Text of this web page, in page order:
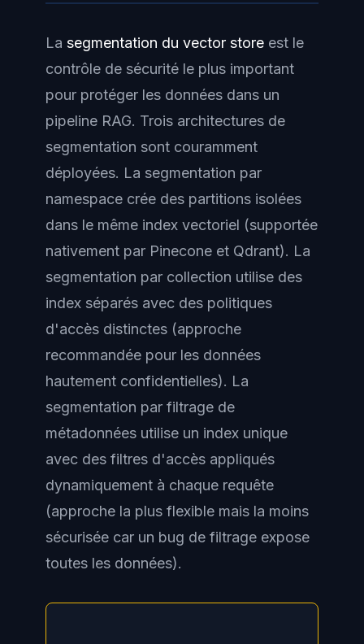
La segmentation du vector store est le
contrôle de sécurité le plus important
pour protéger les données dans un
pipeline RAG. Trois architectures de
segmentation sont couramment
déployées. La segmentation par
namespace crée des partitions isolées
dans le même index vectoriel (supportée
nativement par Pinecone et Qdrant). La
segmentation par collection utilise des
index séparés avec des politiques
d'accès distinctes (approche
recommandée pour les données
hautement confidentielles). La
segmentation par filtrage de
métadonnées utilise un index unique
avec des filtres d'accès appliqués
dynamiquement à chaque requête
(approche la plus flexible mais la moins
sécurisée car un bug de filtrage expose
toutes les données).